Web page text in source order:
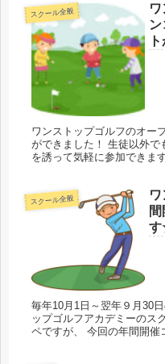
スクール全般
ワンストップゴルフのオー
ができました！ 生徒以外で
を誘って気軽に参加できま
スクール全般
毎年10月1日～翌年９月30
ップゴルフアカデミーのス
ペですが、 今回の年間開催